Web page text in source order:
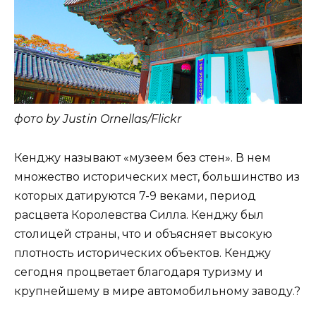
фото by Justin Ornellas/Flickr
Кенджу называют «музеем без стен». В нем
множество исторических мест, большинство из
которых датируются 7-9 веками, период
расцвета Королевства Силла. Кенджу был
столицей страны, что и объясняет высокую
плотность исторических объектов. Кенджу
сегодня процветает благодаря туризму и
крупнейшему в мире автомобильному заводу.?